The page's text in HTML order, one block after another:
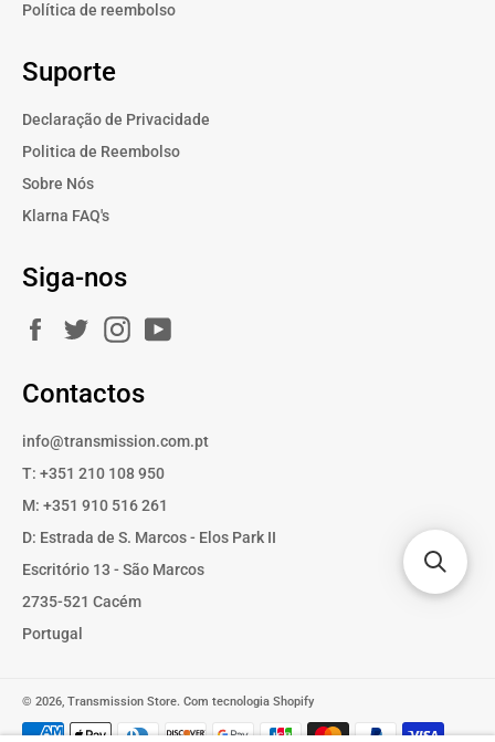
Política de reembolso
Suporte
Declaração de Privacidade
Politica de Reembolso
Sobre Nós
Klarna FAQ's
Siga-nos
FacebookTwitterInstagram
Contactos
info@transmission.com.pt
T: +351 210 108 950
M: +351 910 516 261
D: Estrada de S. Marcos - Elos Park II
Escritório 13 - São Marcos
2735-521 Cacém
Portugal
© 2026, Transmission Store. Com tecnologia Shopify
Métodos